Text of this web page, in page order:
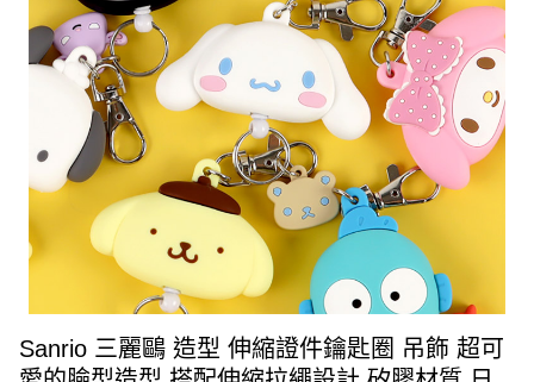
Sanrio 三麗鷗 造型 伸縮證件鑰匙圈 吊飾 超可